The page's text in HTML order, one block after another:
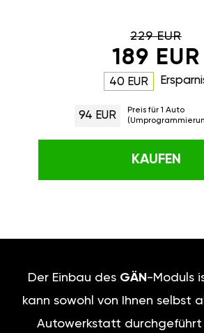
229 EUR
189 EUR
40 EUR
94 EUR
Preis für 1 Auto
KAUFEN
Der Einbau des GÄN -Moduls
kann sowohl von Ihnen selbst
Autowerkstatt durchgeführt